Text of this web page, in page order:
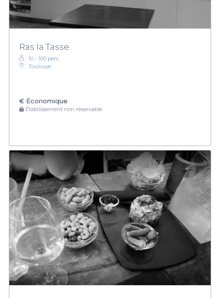
Ras la Tasse
10 - 100 pers.
Toulouse
€ Économique
Établissement non réservable